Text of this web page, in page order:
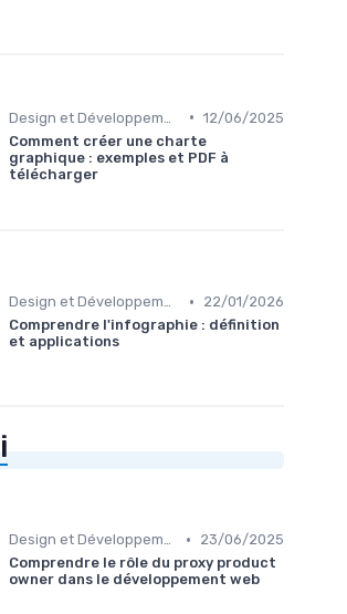
• 12/06/2025
Comment créer une charte
graphique : exemples et PDF à
télécharger
Design et Développement Web •
22/01/2026
Comprendre l'infographie : définition
et applications
Design et Développement Web •
23/06/2025
Comprendre le rôle du proxy product
owner dans le développement web